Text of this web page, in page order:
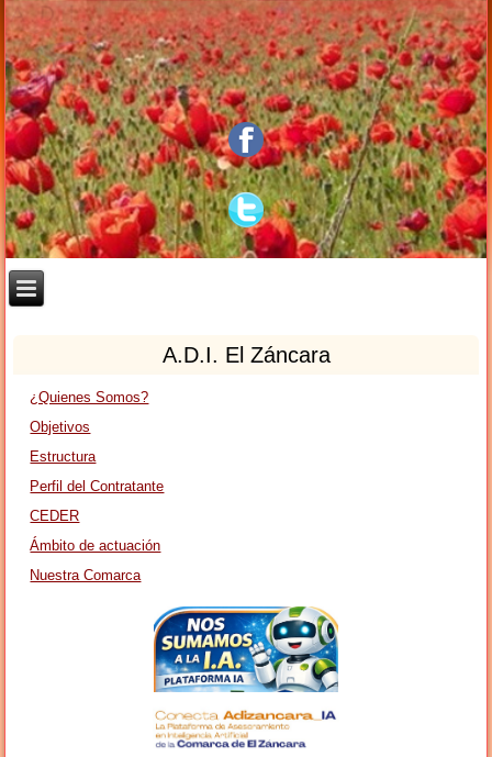
A.D.I. El Záncara
¿Quienes Somos?
Objetivos
Estructura
Perfil del Contratante
CEDER
Ámbito de actuación
Nuestra Comarca